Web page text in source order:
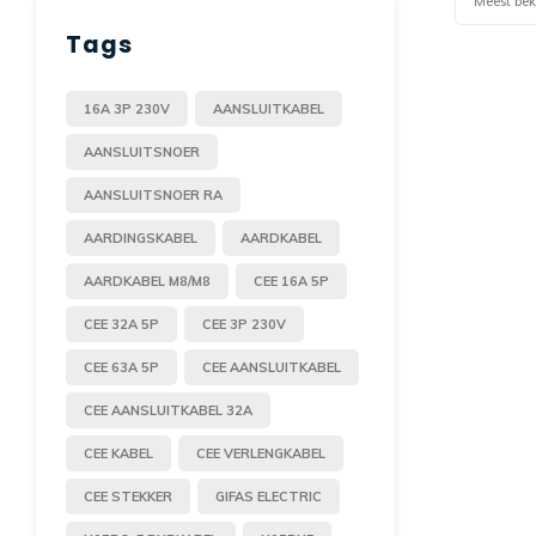
Tags
16A 3P 230V AANSLUITKABEL
AANSLUITSNOER
AANSLUITSNOER RA
AARDINGSKABEL AARDKABEL
AARDKABEL M8/M8 CEE 16A 5P
CEE 32A 5P CEE 3P 230V
CEE 63A 5P CEE AANSLUITKABEL
CEE AANSLUITKABEL 32A
CEE KABEL CEE VERLENGKABEL
CEE STEKKER GIFAS ELECTRIC